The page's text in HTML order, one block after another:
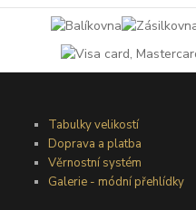
Tabulky velikostí
Doprava a platba
Věrnostní systém
Galerie - módní přehlídky